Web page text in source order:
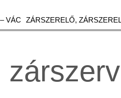
VÁC ZÁRSZERELŐ,